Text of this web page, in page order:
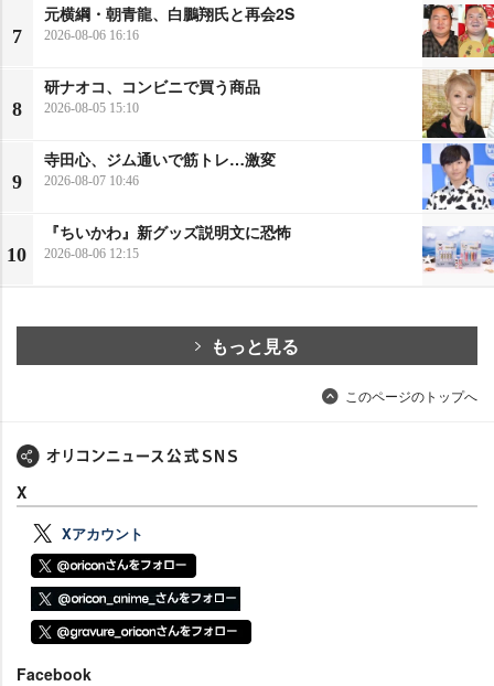
7
元横綱・朝青龍、白鵬翔氏と再会2S
2026-08-06 16:16
8
研ナオコ、コンビニで買う商品
2026-08-05 15:10
9
寺田心、ジム通いで筋トレ…激変
2026-08-07 10:46
10
『ちいかわ』新グッズ説明文に恐怖
2026-08-06 12:15
もっと見る
このページのトップへ
X
Xアカウント
Facebook